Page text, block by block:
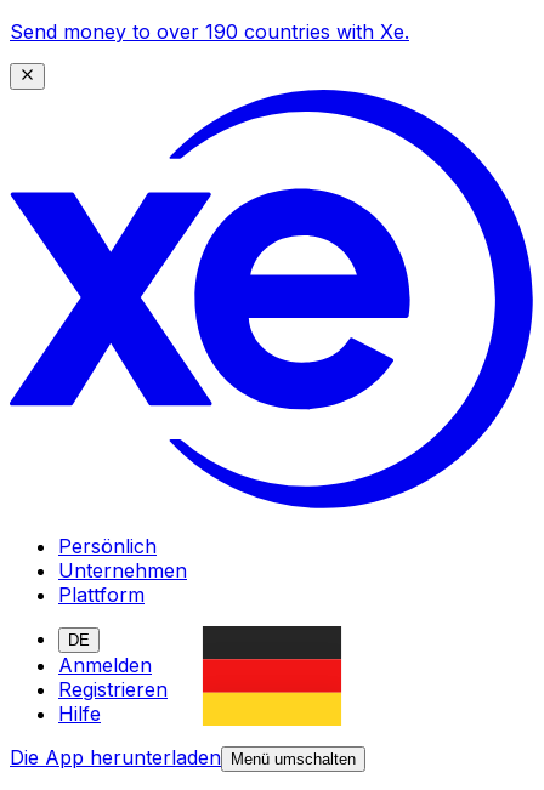
Send money to over 190 countries with Xe.
Persönlich
Unternehmen
Plattform
DE
Anmelden
Registrieren
Hilfe
Die App herunterladen
Menü umschalten